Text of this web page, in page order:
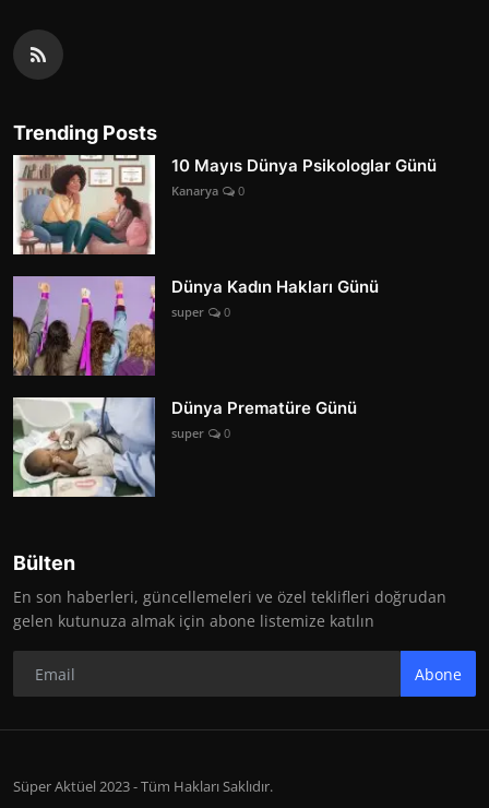
Trending Posts
10 Mayıs Dünya Psikologlar Günü
Kanarya 0
Dünya Kadın Hakları Günü
super 0
Dünya Prematüre Günü
super 0
Bülten
En son haberleri, güncellemeleri ve özel teklifleri doğrudan
gelen kutunuza almak için abone listemize katılın
Abone
Süper Aktüel 2023 - Tüm Hakları Saklıdır.